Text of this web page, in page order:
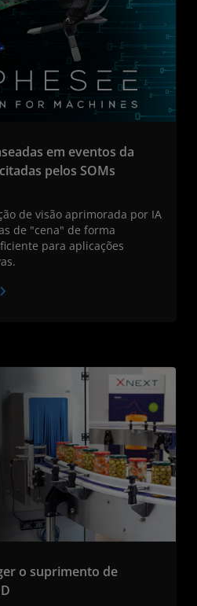
em eventos da
pelos SOMs
de visão aprimorada por IA
de "cena" de forma
para aplicações
o suprimento de